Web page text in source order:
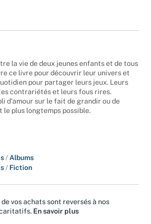
la vie de deux jeunes enfants et de tous
ce livre pour découvrir leur univers et
pour partager leurs jeux. Leurs
contrariétés et leurs fous rires.
d'amour sur le fait de grandir ou de
plus longtemps possible.
/ Albums
/ Fiction
de vos achats sont reversés à nos
En savoir plus